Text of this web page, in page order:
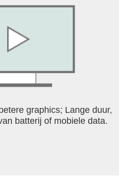
graphics; Lange duur,
batterij of mobiele data.